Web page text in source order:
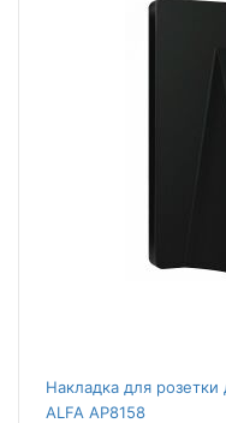
Накладка для
ALFA AP8158